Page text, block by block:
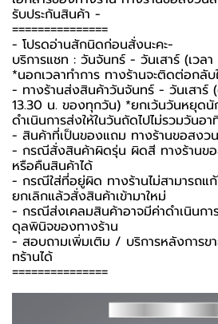
รับประกันสินค้า -️
===============
-️ โปรดอ่านสักนิดก่อนสั่งนะคะ-️
บริการแชท : วันจันทร์ - วันเสาร์ (เว
*นอกเวลาทำการ ทางร้านจะติดต่อกลั
- ทางร้านส่งสินค้าวันจันทร์ - วันเสาร์
13.30 น. ของทุกวัน) *ยกเว้นวันหยุดนั
ดำเนินการส่งให้ในวันถัดไปไม่รวมวันอ
- สินค้าที่เป็นของแถม ทางร้านขอสงว
- กรณีสั่งสินค้าผิดรุ่น ผิดสี ทางร้านขอ
หรือคืนสินค้าได้
- กรณีใส่ที่อยู่ผิด ทางร้านไม่สามารถแ
ยกเลิกแล้วสั่งสินค้าเข้ามาใหม่
- กรณีส่งเคลมสินค้าอาจมีค่าดำเนินกา
ดุลพินิจของทางร้าน
- สอบถามเพิ่มเติม / บริการหลังการข
ทร้านได้
===============